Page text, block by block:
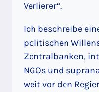
Verlierer“.
Ich beschreibe
politischen
Zentralbanken,
NGOs und
weit vor den